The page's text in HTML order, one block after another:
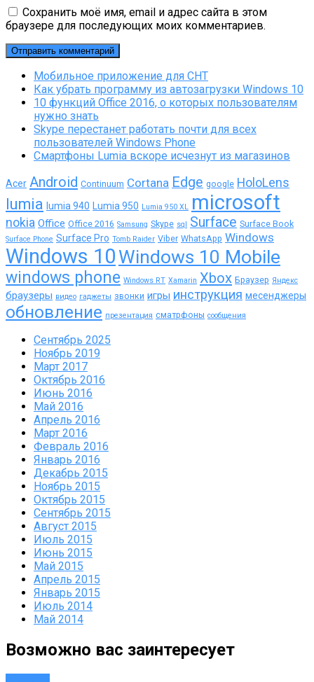
Сохранить моё имя, email и адрес сайта в этом
браузере для последующих моих комментариев.
Мобильное приложение для СНТ
Как убрать программу из автозагрузки Windows 10
10 функций Office 2016, о которых пользователям
нужно знать
Skype перестанет работать почти для всех
пользователей Windows Phone
Смартфоны Lumia вскоре исчезнут из магазинов
Acer Android Continuum Cortana Edge google HoloLens
lumia lumia 940 Lumia 950 Lumia 950 XL microsoft
nokia Office Office 2016 Samsung Skype sql Surface Surface Book
Surface Phone Surface Pro Tomb Raider Viber WhatsApp Windows
Windows 10Windows 10 Mobile
windows phone Windows RT Xamarin Xbox Браузер Яндекс
браузеры видео гаджеты звонки игры инструкция месенджеры
обновление презентация сматрфоны сообщения
Сентябрь 2025
Ноябрь 2019
Март 2017
Октябрь 2016
Июнь 2016
Май 2016
Апрель 2016
Март 2016
Февраль 2016
Январь 2016
Декабрь 2015
Ноябрь 2015
Октябрь 2015
Сентябрь 2015
Август 2015
Июль 2015
Июнь 2015
Май 2015
Апрель 2015
Январь 2015
Июль 2014
Май 2014
Возможно вас заинтересует